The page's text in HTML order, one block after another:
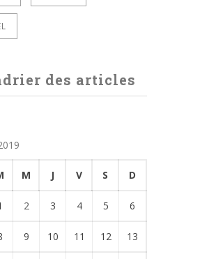
des articles
M J V S D
2 3 4 5 6
9 10 11 12 13